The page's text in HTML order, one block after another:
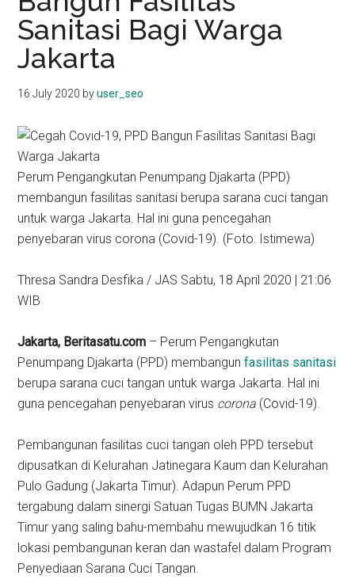
kit
indonesia
Sanitasi Bagi Warga
Jakarta
16 July 2020 byuser_seo
Perum Pengangkutan Penumpang Djakarta (PPD)
membangun fasilitas sanitasi berupa sarana cuci tangan
untuk warga Jakarta. Hal ini guna pencegahan
penyebaran virus corona (Covid-19). (Foto: Istimewa)
Thresa Sandra Desfika / JAS Sabtu, 18 April 2020 | 21:06
WIB
Jakarta, Beritasatu.com – Perum Pengangkutan
Penumpang Djakarta (PPD) membangunfasilitas sanitasi
berupa sarana cuci tangan untuk warga Jakarta. Hal ini
guna pencegahan penyebaran virus corona (Covid-19).
Pembangunan fasilitas cuci tangan oleh PPD tersebut
dipusatkan di Kelurahan Jatinegara Kaum dan Kelurahan
Pulo Gadung (Jakarta Timur). Adapun Perum PPD
tergabung dalam sinergi Satuan Tugas BUMN Jakarta
Timur yang saling bahu-membahu mewujudkan 16 titik
lokasi pembangunan keran dan wastafel dalam Program
Penyediaan Sarana Cuci Tangan.